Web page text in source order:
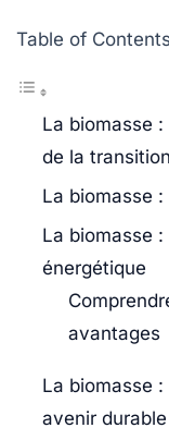
Table of Contents
La biomasse
de la
La biomasse
La biomasse
énergétique
avantages
La biomasse
avenir durable